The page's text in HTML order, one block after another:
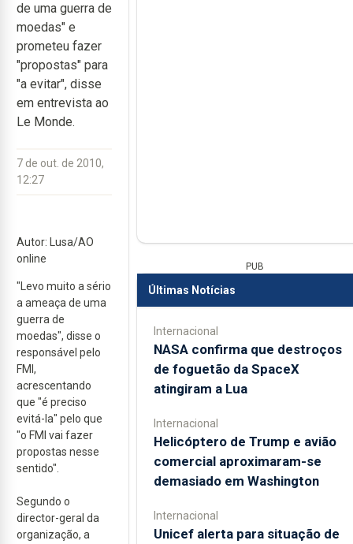
de uma guerra de
moedas" e
prometeu fazer
"propostas" para
"a evitar", disse
em entrevista ao
Le Monde.
7 de out. de 2010,
12:27
Autor: Lusa/AO
online
"Levo muito a sério
a ameaça de uma
guerra de
moedas", disse o
responsável pelo
FMI,
acrescentando
que "é preciso
evitá-la" pelo que
"o FMI vai fazer
propostas nesse
sentido".
Segundo o
director-geral da
organização, a
PUB
Últimas Notícias
Internacional
NASA confirma que destroços
de foguetão da SpaceX
atingiram a Lua
Internacional
Helicóptero de Trump e avião
comercial aproximaram-se
demasiado em Washington
Internacional
Unicef alerta para situação de